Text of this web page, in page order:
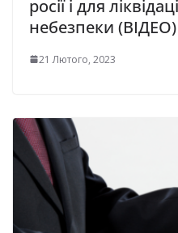
росії і для
небезпеки (ВІДЕО)
21 Лютого, 2023